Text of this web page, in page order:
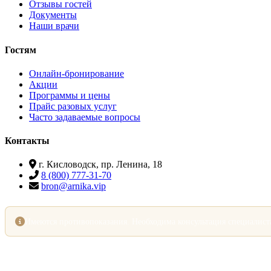
Отзывы гостей
Документы
Наши врачи
Гостям
Онлайн-бронирование
Акции
Программы и цены
Прайс разовых услуг
Часто задаваемые вопросы
Контакты
г. Кисловодск, пр. Ленина, 18
8 (800) 777-31-70
bron@arnika.vip